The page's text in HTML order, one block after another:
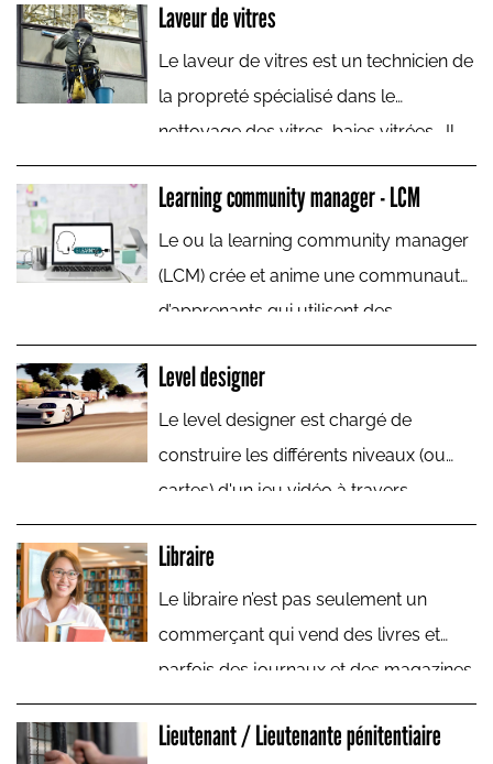
Laveur de vitres
Le laveur de vitres est un technicien de
la propreté spécialisé dans le
nettoyage des vitres, baies vitrées… Il
procède au nettoyage de toutes
surfaces vitrées, de toutes dimensions
: glaces, vitrines, miroirs, carreaux,
intérieurs et extérieurs.
Learning community manager - LCM
Le ou la learning community manager
(LCM) crée et anime une communauté
d’apprenants qui utilisent des
plateformes de formation en ligne.
Level designer
Le level designer est chargé de
construire les différents niveaux (ou
cartes) d'un jeu vidéo à travers
lesquels le joueur sera appelé à
évoluer. Il travaille en équipe sous la
responsabilité du game designer.
Libraire
Le libraire n’est pas seulement un
commerçant qui vend des livres et
parfois des journaux et des magazines.
Son rôle est aussi d'accueillir, de
conseiller et de guider le lecteur dans
Lieutenant / Lieutenante pénitentiaire